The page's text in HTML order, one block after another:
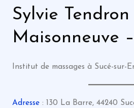
Sylvie Tendron
Maisonneuve
Institut de massages à Sucé-sur-
Adresse: 130 La Barre, 44240